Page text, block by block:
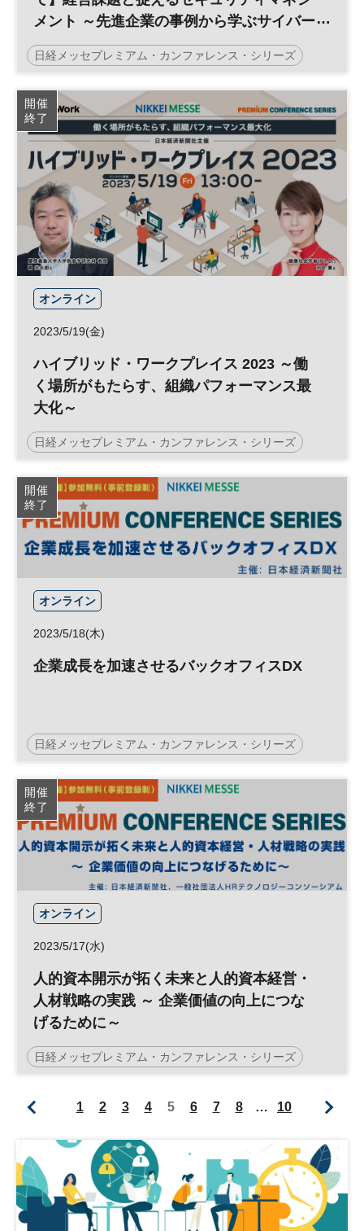
メント ～先進企業の事例から学ぶサイバー
脅威の動向と対策～
日経メッセプレミアム・カンファレンス・シリーズ
ランサムウェア ゼロトラスト セキュリティ
リスク管理 テレワーク リスクマネジメント
サイバー攻撃 参加無料
プレミアム・カンファレンス・シリーズ
開催
終了
オンライン
2023/5/19(金)
ハイブリッド・ワークプレイス 2023 ～働
く場所がもたらす、組織パフォーマンス最
大化～
日経メッセプレミアム・カンファレンス・シリーズ
参加無料
プレミアム・カンファレンス・シリーズ
開催
終了
オンライン
2023/5/18(木)
企業成長を加速させるバックオフィスDX
日経メッセプレミアム・カンファレンス・シリーズ
情シス 業務効率化 生産性向上 バックオフィス
DX 参加無料
プレミアム・カンファレンス・シリーズ
開催
終了
オンライン
2023/5/17(水)
人的資本開示が拓く未来と人的資本経営・
人材戦略の実践 ～ 企業価値の向上につな
げるために～
日経メッセプレミアム・カンファレンス・シリーズ
1 2 3 4 5 6 7 8 … 10